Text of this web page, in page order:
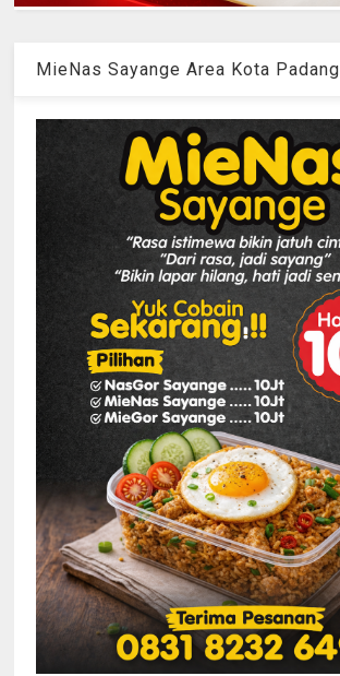
MieNas Sayange Area Kota Padang